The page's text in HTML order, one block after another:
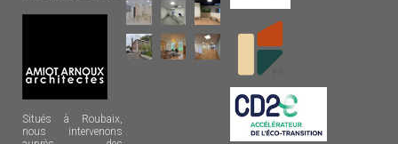
Situés à Roubaix,
nous intervenons